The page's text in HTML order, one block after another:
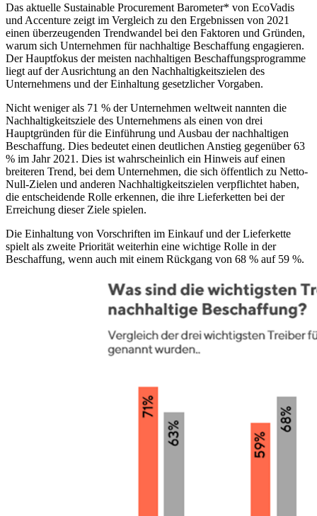
Das aktuelle Sustainable Procurement Barometer* von EcoVadis
und Accenture zeigt im Vergleich zu den Ergebnissen von 2021
einen überzeugenden Trendwandel bei den Faktoren und Gründen,
warum sich Unternehmen für nachhaltige Beschaffung engagieren.
Der Hauptfokus der meisten nachhaltigen Beschaffungsprogramme
liegt auf der Ausrichtung an den Nachhaltigkeitszielen des
Unternehmens und der Einhaltung gesetzlicher Vorgaben.
Nicht weniger als 71 % der Unternehmen weltweit nannten die
Nachhaltigkeitsziele des Unternehmens als einen von drei
Hauptgründen für die Einführung und Ausbau der nachhaltigen
Beschaffung. Dies bedeutet einen deutlichen Anstieg gegenüber 63
% im Jahr 2021. Dies ist wahrscheinlich ein Hinweis auf einen
breiteren Trend, bei dem Unternehmen, die sich öffentlich zu Netto-
Null-Zielen und anderen Nachhaltigkeitszielen verpflichtet haben,
die entscheidende Rolle erkennen, die ihre Lieferketten bei der
Erreichung dieser Ziele spielen.
Die Einhaltung von Vorschriften im Einkauf und der Lieferkette
spielt als zweite Priorität weiterhin eine wichtige Rolle in der
Beschaffung, wenn auch mit einem Rückgang von 68 % auf 59 %.